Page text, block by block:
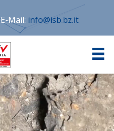
E-Mail: info@isb.bz.it